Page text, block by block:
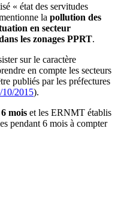
« état des servitudes
la pollution des
en secteur
les zonages PPRT.
sur le caractère
en compte les secteurs
publiés par les préfectures
10/2015).
6 mois et les ERNMT établis
pendant 6 mois à compter